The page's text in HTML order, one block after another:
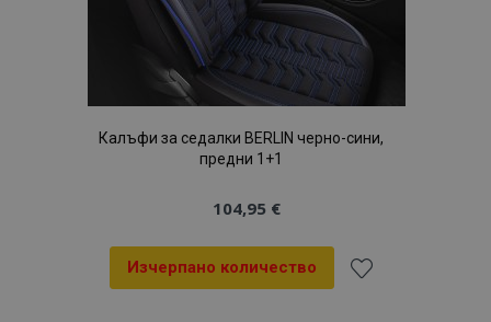
Калъфи за седалки BERLIN черно-сини,
предни 1+1
104,95 €
Изчерпано количество